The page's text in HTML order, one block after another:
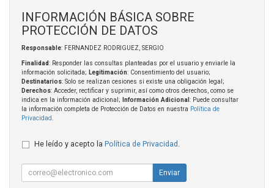
INFORMACIÓN BÁSICA SOBRE
PROTECCIÓN DE DATOS
Responsable: FERNANDEZ RODRIGUEZ, SERGIO
Finalidad: Responder las consultas planteadas por el usuario y enviarle la
información solicitada; Legitimación: Consentimiento del usuario;
Destinatarios: Solo se realizan cesiones si existe una obligación legal;
Derechos: Acceder, rectificar y suprimir, así como otros derechos, como se
indica en la información adicional;
Información Adicional : Puede consultar
la información completa de Protección de Datos en nuestra Política de
Privacidad
He leído y acepto la Política de Privacidad
Enviar